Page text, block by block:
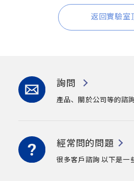
返回實驗室
詢問
產品、關於公司等的諮
經常問的問題
很多客戶諮詢 以下是一